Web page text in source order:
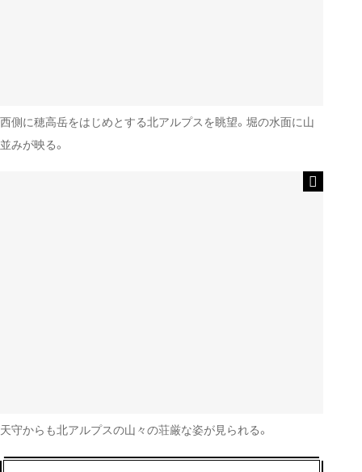
西側に穂高岳をはじめとする北アルプスを眺望。堀の水面に山
並みが映る。
天守からも北アルプスの山々の荘厳な姿が見られる。